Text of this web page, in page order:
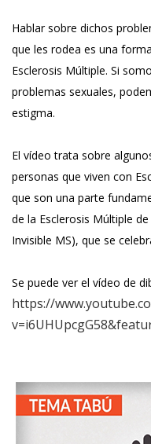
Hablar sobre dichos
que les rodea es una
Esclerosis Múltiple. Si
problemas sexuales,
estigma.
El vídeo trata sobre
personas que viven con
que son una parte
de la Esclerosis Múltiple
Invisible MS), que se
Se puede ver el vídeo de
https://